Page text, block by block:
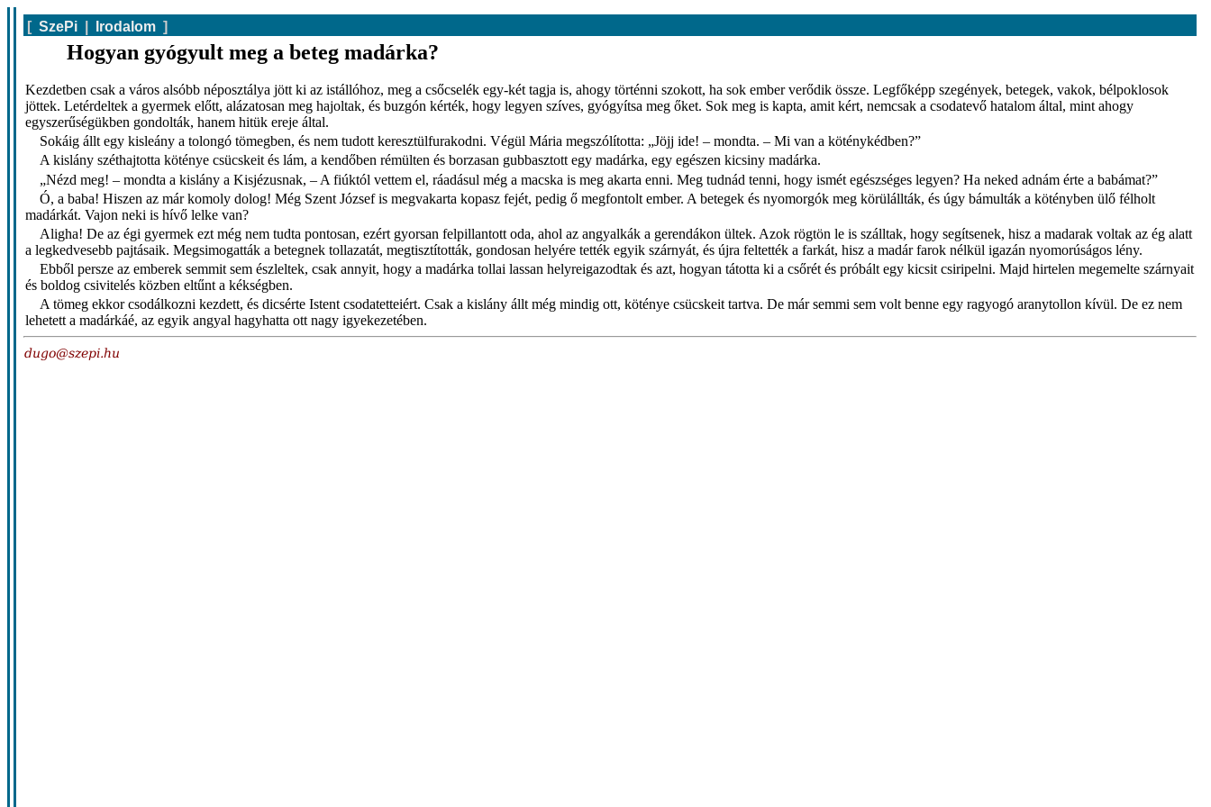
[ SzePi Irodalom ]
Hogyan gyógyult meg a beteg madárka?
Kezdetben csak a város alsóbb néposztálya jött ki az istállóhoz, meg a csőcselék egy-két tagja is, ahogy történni szokott, ha sok ember verődik össze. Legfőképp szegények, betegek, vakok, bélpoklosok
jöttek. Letérdeltek a gyermek előtt, alázatosan meg hajoltak, és buzgón kérték, hogy legyen szíves, gyógyítsa meg őket. Sok meg is kapta, amit kért, nemcsak a csodatevő hatalom által, mint ahogy
egyszerűségükben gondolták, hanem hitük ereje által.
Sokáig állt egy kisleány a tolongó tömegben, és nem tudott keresztülfurakodni. Végül Mária megszólította: „Jöjj ide! – mondta. – Mi van a köténykédben?”
A kislány széthajtotta köténye csücskeit és lám, a kendőben rémülten és borzasan gubbasztott egy madárka, egy egészen kicsiny madárka.
„Nézd meg! – mondta a kislány a Kisjézusnak, – A fiúktól vettem el, ráadásul még a macska is meg akarta enni. Meg tudnád tenni, hogy ismét egészséges legyen? Ha neked adnám érte a babámat?”
Ó, a baba! Hiszen az már komoly dolog! Még Szent József is megvakarta kopasz fejét, pedig ő megfontolt ember. A betegek és nyomorgók meg körülállták, és úgy bámulták a kötényben ülő félholt
madárkát. Vajon neki is hívő lelke van?
Aligha! De az égi gyermek ezt még nem tudta pontosan, ezért gyorsan felpillantott oda, ahol az angyalkák a gerendákon ültek. Azok rögtön le is szálltak, hogy segítsenek, hisz a madarak voltak az ég alatt
a legkedvesebb pajtásaik. Megsimogatták a betegnek tollazatát, megtisztították, gondosan helyére tették egyik szárnyát, és újra feltették a farkát, hisz a madár farok nélkül igazán nyomorúságos lény.
Ebből persze az emberek semmit sem észleltek, csak annyit, hogy a madárka tollai lassan helyreigazodtak és azt, hogyan tátotta ki a csőrét és próbált egy kicsit csiripelni. Majd hirtelen megemelte szárnyait
és boldog csivitelés közben eltűnt a kékségben.
A tömeg ekkor csodálkozni kezdett, és dicsérte Istent csodatetteiért. Csak a kislány állt még mindig ott, köténye csücskeit tartva. De már semmi sem volt benne egy ragyogó aranytollon kívül. De ez nem
lehetett a madárkáé, az egyik angyal hagyhatta ott nagy igyekezetében.